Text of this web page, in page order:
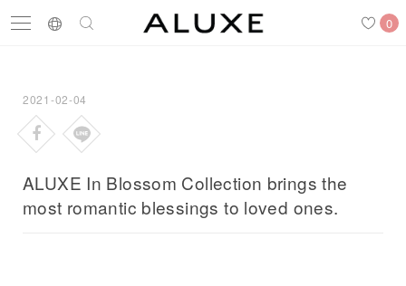
0
Engagement Rings
2021-02-04
ALUXE In Blossom Collection brings the
most romantic blessings to loved ones.